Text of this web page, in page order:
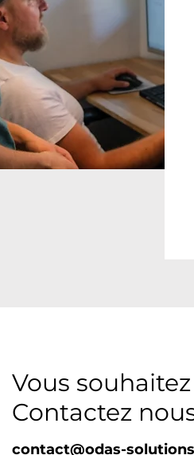
Vous
Contactez
contact@odas-